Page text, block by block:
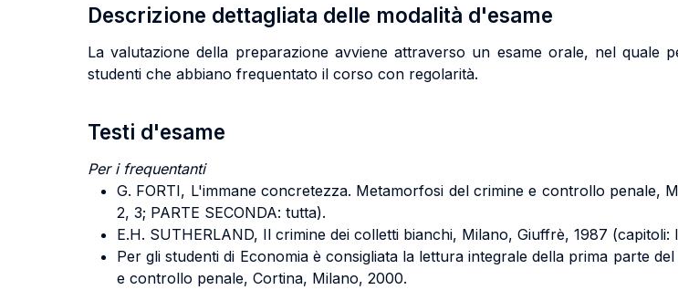
Descrizione dettagliata delle modalità d'esame
La valutazione della preparazione avviene attraverso un esame orale, nel quale
studenti che abbiano frequentato il corso con regolarità.
Testi d'esame
Per i frequentanti
G. FORTI, L'immane concretezza. Metamorfosi del crimine e controllo penale,
2, 3; PARTE SECONDA: tutta).
E.H. SUTHERLAND, Il crimine dei colletti bianchi, Milano, Giuffrè, 1987 (capitoli:
Per gli studenti di Economia è consigliata la lettura integrale della prima parte
e controllo penale, Cortina, Milano, 2000.